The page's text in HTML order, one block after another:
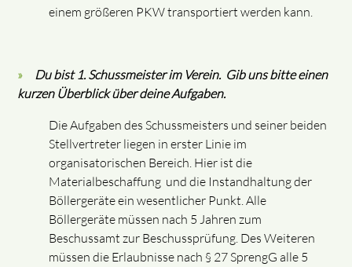
einem größeren PKW transportiert werden kann.
Du bist 1. Schussmeister im Verein. Gib uns bitte einen
kurzen Überblick über deine Aufgaben.
Die Aufgaben des Schussmeisters und seiner beiden
Stellvertreter liegen in erster Linie im
organisatorischen Bereich. Hier ist die
Materialbeschaffung und die Instandhaltung der
Böllergeräte ein wesentlicher Punkt. Alle
Böllergeräte müssen nach 5 Jahren zum
Beschussamt zur Beschussprüfung. Des Weiteren
müssen die Erlaubnisse nach § 27 SprengG alle 5